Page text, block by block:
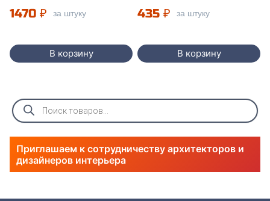
1470 ₽ за штуку
В корзину
435 ₽ за штуку
В корзину
Поиск
товаров
Приглашаем к сотрудничеству архитекторов и
дизайнеров интерьера